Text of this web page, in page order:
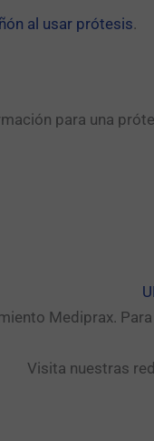
al usar prótesis.
para una
Mediprax.
Visita nuestras